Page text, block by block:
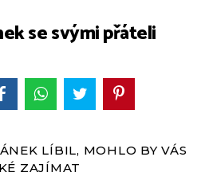
se svými přáteli
LÍBIL, MOHLO BY VÁS
ZAJÍMAT